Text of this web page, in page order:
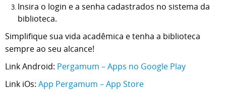
Insira o login e a senha cadastrados no sistema da
biblioteca.
Simplifique sua vida acadêmica e tenha a biblioteca
sempre ao seu alcance!
Link Android: Pergamum – Apps no Google Play
Link iOs: ‎App Pergamum – App Store